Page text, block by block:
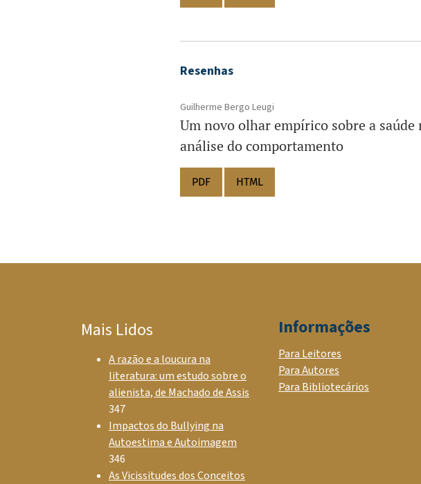
Resenhas
Guilherme Bergo Leugi
Um novo olhar empírico sobre a
análise do comportamento
PDF HTML
Mais Lidos
A razão e a loucura na
literatura: um estudo sobre o
alienista, de Machado de Assis
347
Impactos do Bullying na
Autoestima e Autoimagem
346
As Vicissitudes dos Conceitos
Informações
Para Leitores
Para Autores
Para Bibliotecários